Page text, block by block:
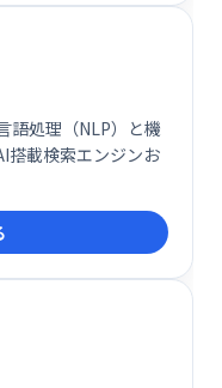
語処理（NLP）と機
搭載検索エンジンお